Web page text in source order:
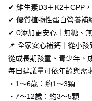
２．關於個人資料處理事宜
３．未成年的使用者請事先
「AFTEE先享後付」，若未
任。
４．使用「AFTEE先享後付
時審查核予不同之上限額度
請求用戶進行身份認證。
恩沛科技股份有限公司將有
付款後7-11取貨
每筆NT$80，滿
台灣本島宅配
每筆NT$80，滿
離島宅配
每筆NT$100，滿
✔ 維生素D3＋K2＋CPP
✔ 優質植物性蛋白營養補
✔ 0添加更安心｜無糖、
📌 全家安心補鈣｜從小
從成長期孩童、青少年、
每日建議量可依年齡與需
・1～6歲：約1～3顆
・7～12歲：約3～5顆